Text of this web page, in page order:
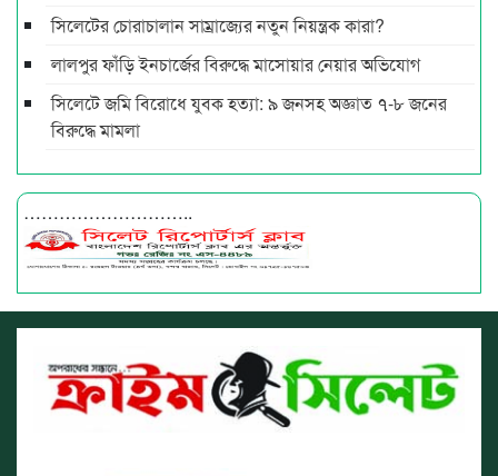
সিলেটের চোরাচালান সাম্রাজ্যের নতুন নিয়ন্ত্রক কারা?
লালপুর ফাঁড়ি ইনচার্জের বিরুদ্ধে মাসোয়ার নেয়ার অভিযোগ
সিলেটে জমি বিরোধে যুবক হত্যা: ৯ জনসহ অজ্ঞাত ৭-৮ জনের
বিরুদ্ধে মামলা
………………………..